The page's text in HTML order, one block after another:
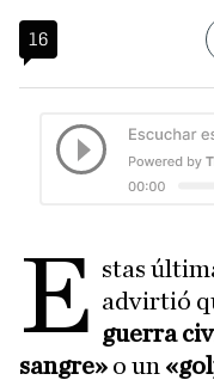
16
E stas
advirtió
guerra
sangre» o un